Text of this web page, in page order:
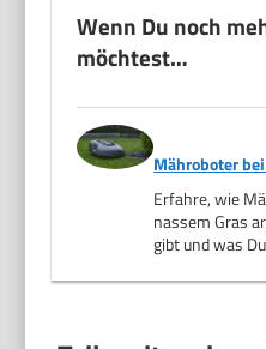
Wenn Du noch
möchtest…
Mähroboter
Erfahre, wie
nassem Gras
gibt und was